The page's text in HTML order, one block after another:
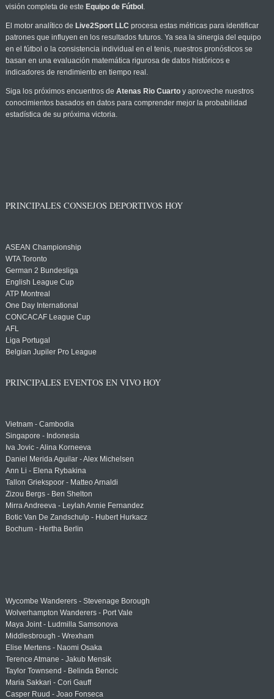
visión completa de este Equipo de Fútbol .
El motor analítico de Live2Sport LLC procesa estas métricas para identificar
patrones que influyen en los resultados futuros. Ya sea la sinergia del equipo
en el fútbol o la consistencia individual en el tenis, nuestros pronósticos se
basan en una evaluación matemática rigurosa de datos históricos e
indicadores de rendimiento en tiempo real.
Siga los próximos encuentros de Atenas Rio Cuartoy aproveche nuestros
conocimientos basados en datos para comprender mejor la probabilidad
estadística de su próxima victoria.
PRINCIPALES CONSEJOS DEPORTIVOS HOY
ASEAN Championship
WTA Toronto
German 2 Bundesliga
English League Cup
ATP Montreal
One Day International
CONCACAF League Cup
AFL
Liga Portugal
Belgian Jupiler Pro League
PRINCIPALES EVENTOS EN VIVO HOY
Vietnam - Cambodia
Singapore - Indonesia
Iva Jovic - Alina Korneeva
Daniel Merida Aguilar - Alex Michelsen
Ann Li - Elena Rybakina
Tallon Griekspoor - Matteo Arnaldi
Zizou Bergs - Ben Shelton
Mirra Andreeva - Leylah Annie Fernandez
Botic Van De Zandschulp - Hubert Hurkacz
Bochum - Hertha Berlin
Wycombe Wanderers - Stevenage Borough
Wolverhampton Wanderers - Port Vale
Maya Joint - Ludmilla Samsonova
Middlesbrough - Wrexham
Elise Mertens - Naomi Osaka
Terence Atmane - Jakub Mensik
Taylor Townsend - Belinda Bencic
Maria Sakkari - Cori Gauff
Casper Ruud - Joao Fonseca